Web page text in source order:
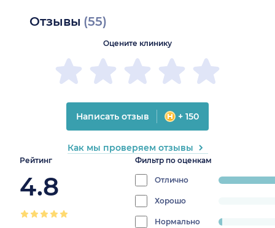
Отзывы (55)
Рейтинг
4.8
Фильтр по оценкам
Отлично
progress:
Хорошо
0%
Нормально
Оцените клинику
Написать отзыв + 150
Как мы проверяем отзывы